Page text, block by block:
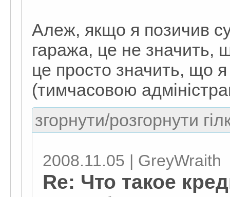
Алеж, якщо я позичив
гаража, це не значить,
це просто значить, що
(тимчасовою
згорнути/розгорнути
2008.11.05 | GreyWraith
Re: Что такое